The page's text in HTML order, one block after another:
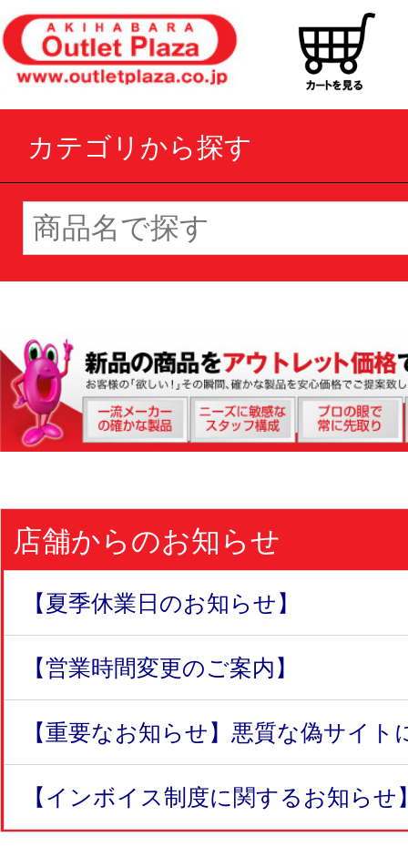
カテゴリから探す
店舗からのお知らせ
【夏季休業日のお知らせ】
【営業時間変更のご案内】
【重要なお知らせ】悪質な偽サイト
【インボイス制度に関するお知らせ